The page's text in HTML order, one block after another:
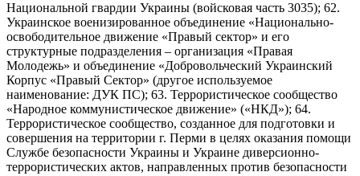
Национальной гвардии Украины (войсковая часть 3035); 62.
Украинское военизированное объединение «Национально-
освободительное движение «Правый сектор» и его
структурные подразделения – организация «Правая
Молодежь» и объединение «Добровольческий Украинский
Корпус «Правый Сектор» (другое используемое
наименование: ДУК ПС); 63. Террористическое сообщество
«Народное коммунистическое движение» («НКД»); 64.
Террористическое сообщество, созданное для подготовки и
совершения на территории г. Перми в целях оказания помощи
Службе безопасности Украины и Украине диверсионно-
террористических актов, направленных против безопасности